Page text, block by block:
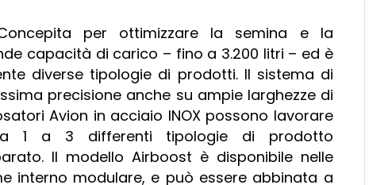
per ottimizzare la semina e la
capacità di carico – fino a 3.200 litri – ed è
diverse tipologie di prodotti. Il sistema di
precisione anche su ampie larghezze di
Avion in acciaio INOX possono lavorare
1 a 3 differenti tipologie di prodotto
Il modello Airboost è disponibile nelle
interno modulare, e può essere abbinata a